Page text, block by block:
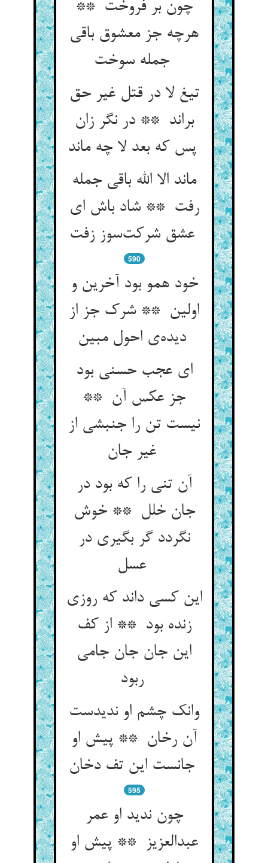
چون بر فروخت **
هرچه جز معشوق باقی
تیغ لا در قتل غیر حق
براند ** در نگر زان
پس که بعد لا چه ماند
ماند الا الله باقی جمله
رفت ** شاد باش ای
عشق شرکت‌سوز زفت
590
خود همو بود آخرین و
اولین ** شرک جز از
دیده‌ی احول مبین
ای عجب حسنی بود
جز عکس آن **
نیست تن را جنبشی از
آن تنی را که بود در
جان خلل ** خوش
نگردد گر بگیری در
این کسی داند که روزی
زنده بود ** از کف
این جان جان جامی
ربود
وانک چشم او ندیدست
آن رخان ** پیش او
595
چون ندید او عمر
عبدالعزیز ** پیش او